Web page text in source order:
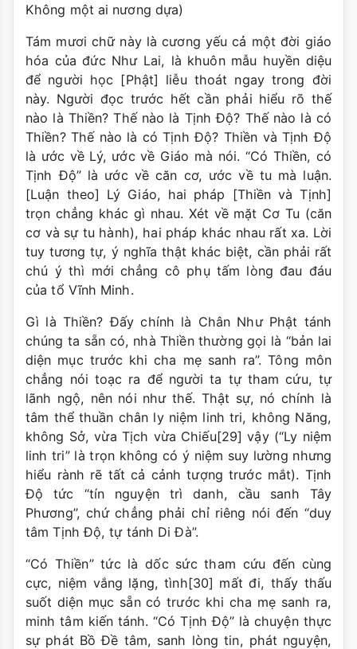
Không một ai nương dựa)
Tám mươi chữ này là cương yếu cả một đời giáo
hóa của đức Như Lai, là khuôn mẫu huyền diệu
để người học [Phật] liễu thoát ngay trong đời
này. Người đọc trước hết cần phải hiểu rõ thế
nào là Thiền? Thế nào là Tịnh Ðộ? Thế nào là có
Thiền? Thế nào là có Tịnh Ðộ? Thiền và Tịnh Ðộ
là ước về Lý, ước về Giáo mà nói. “Có Thiền, có
Tịnh Ðộ” là ước về căn cơ, ước về tu mà luận.
[Luận theo] Lý Giáo, hai pháp [Thiền và Tịnh]
trọn chẳng khác gì nhau. Xét về mặt Cơ Tu (căn
cơ và sự tu hành), hai pháp khác nhau rất xa. Lời
tuy tương tự, ý nghĩa thật khác biệt, cần phải rất
chú ý thì mới chẳng cô phụ tấm lòng đau đáu
của tổ Vĩnh Minh.
Gì là Thiền? Ðấy chính là Chân Như Phật tánh
chúng ta sẵn có, nhà Thiền thường gọi là “bản lai
diện mục trước khi cha mẹ sanh ra”. Tông môn
chẳng nói toạc ra để người ta tự tham cứu, tự
lãnh ngộ, nên nói như thế. Thật sự, nó chính là
tâm thể thuần chân ly niệm linh tri, không Năng,
không Sở, vừa Tịch vừa Chiếu[29] vậy (“Ly niệm
linh tri” là trọn không có ý niệm suy lường nhưng
hiểu rành rẽ tất cả cảnh tượng trước mắt). Tịnh
Ðộ tức “tín nguyện trì danh, cầu sanh Tây
Phương”, chứ chẳng phải chỉ riêng nói đến “duy
tâm Tịnh Ðộ, tự tánh Di Ðà”.
“Có Thiền” tức là dốc sức tham cứu đến cùng
cực, niệm vắng lặng, tình[30] mất đi, thấy thấu
suốt diện mục sẵn có trước khi cha mẹ sanh ra,
minh tâm kiến tánh. “Có Tịnh Ðộ” là chuyện thực
sự phát Bồ Ðề tâm, sanh lòng tin, phát nguyện,